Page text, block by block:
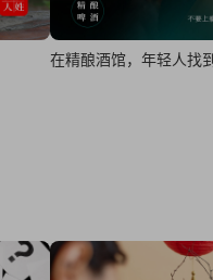
在精酿酒馆，年轻人找